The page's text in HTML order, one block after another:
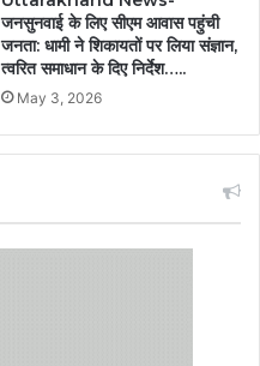
जनसुनवाई के लिए सीएम आवास पहुंची
जनता: धामी ने शिकायतों पर लिया संज्ञान,
त्वरित समाधान के दिए निर्देश…..
May 3, 2026